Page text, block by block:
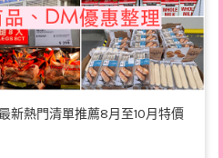
新熱門清單推薦8月至10月特價